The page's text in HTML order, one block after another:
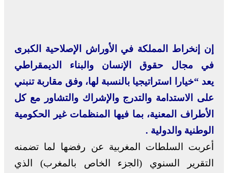
إن إنخراط المملكة في الأوراش الإصلاحية الكبرى
في مجال حقوق الإنسان والبناء الديمقراطي
يعد “خيارا استراتيجيا بالنسبة لها، وفق مقاربة تنبني
على الاستدامة والتدرج والإشراك والتشاور مع كل
الأطراف المعنية، بما فيها المنظمات غير الحكومية
الوطنية والدولية .
أعربت السلطات المغربية عن رفضها لما تضمنه
التقرير السنوي (الجزء الخاص بالمغرب) الذي